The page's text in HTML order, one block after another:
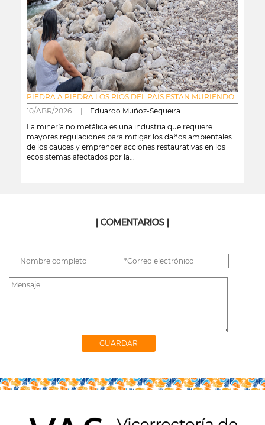
PIEDRA A PIEDRA LOS RÍOS DEL PAÍS ESTÁN MURIENDO
10/ABR/2026 | Eduardo Muñoz-Sequeira
La minería no metálica es una industria que requiere
mayores regulaciones para mitigar los daños ambientales
de los cauces y emprender acciones restaurativas en los
ecosistemas afectados por la...
| COMENTARIOS |